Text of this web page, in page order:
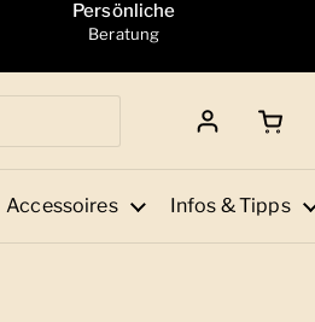
Persönliche
Beratung
Accessoires Infos & Tipps